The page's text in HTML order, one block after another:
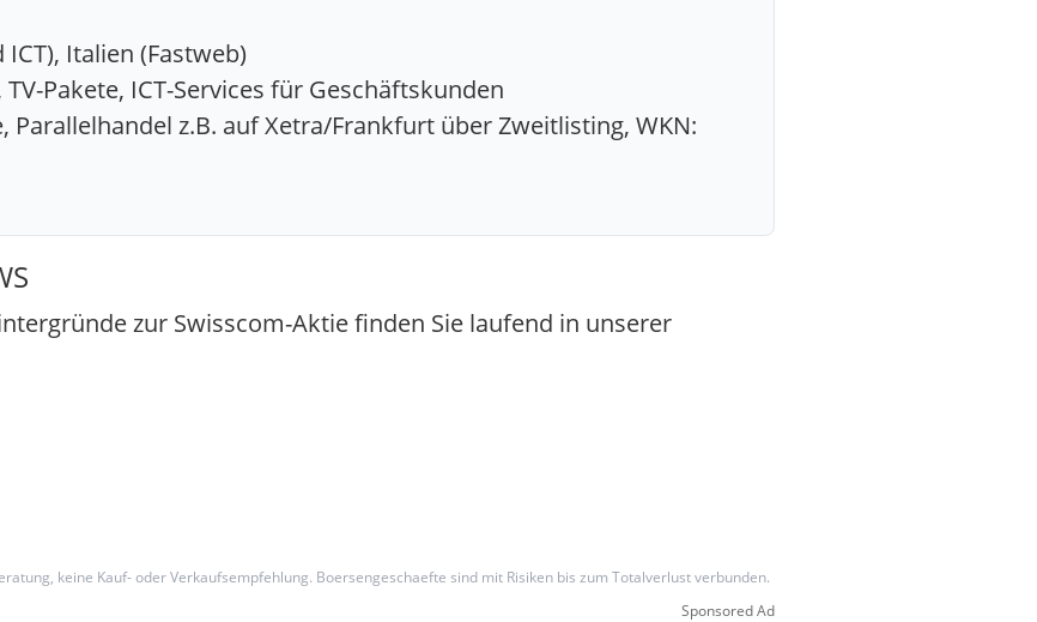
Italien (Fastweb)
Pakete, ICT-Services für Geschäftskunden
Parallelhandel z.B. auf Xetra/Frankfurt über Zweitlisting, WKN:
zur Swisscom-Aktie finden Sie laufend in unserer
keine Kauf- oder Verkaufsempfehlung. Boersengeschaefte sind mit Risiken bis zum Totalverlust verbunden.
Sponsored Ad